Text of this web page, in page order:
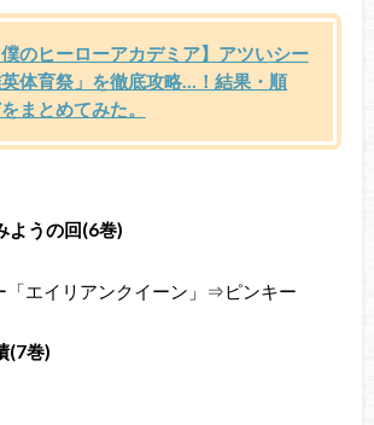
僕のヒーローアカデミア】アツいシー
体育祭」を徹底攻略…！結果・順
まとめてみた。
ようの回(6巻)
「エイリアンクイーン」⇒ピンキー
(7巻)